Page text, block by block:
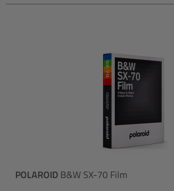
POLAROID B&W SX-70 Film